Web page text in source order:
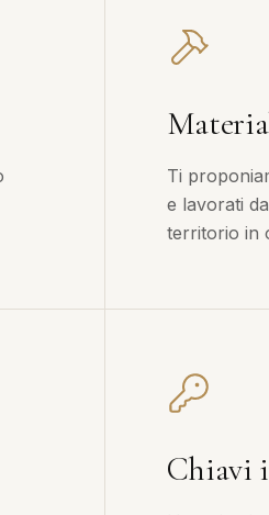
Ti
e lavorati
territorio in
Chiavi